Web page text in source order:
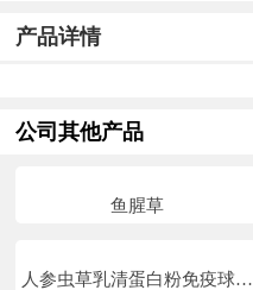
产品详情
公司其他产品
鱼腥草
人参虫草乳清蛋白粉免疫球蛋